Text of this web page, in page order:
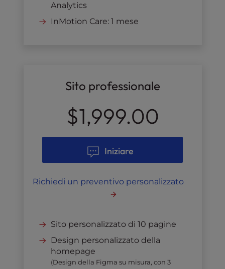
Analytics
InMotion Care: 1 mese
Sito professionale
$1,999.00
Iniziare
Richiedi un preventivo personalizzato
Sito personalizzato di 10 pagine
Design personalizzato della
homepage
(Design della Figma su misura, con 3